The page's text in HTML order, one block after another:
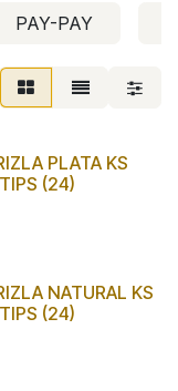
PAY-PAY
PLATA KS
(24)
NATURAL KS
(24)